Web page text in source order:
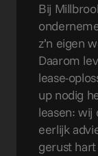
Bij
z’n eigen
Daarom
lease-
up nodig
leasen: wij
eerlijk
gerust